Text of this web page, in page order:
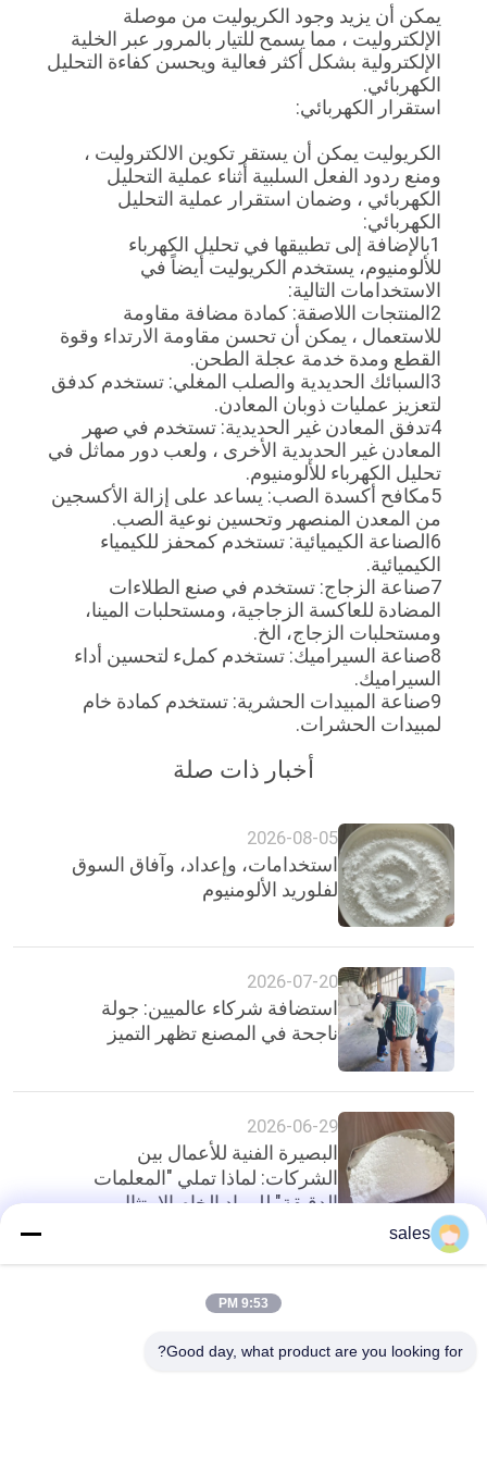
خريطة
الموقع
سياسة
الخصوصية
يمكن أن يزيد وجود الكريوليت من موصلة
الإلكتروليت ، مما يسمح للتيار بالمرور عبر الخلية
الإلكترولية بشكل أكثر فعالية ويحسن كفاءة التحليل
الكهربائي.
استقرار الكهربائي:
الكريوليت يمكن أن يستقر تكوين الالكتروليت ،
ومنع ردود الفعل السلبية أثناء عملية التحليل
الكهربائي ، وضمان استقرار عملية التحليل
الكهربائي:
1بالإضافة إلى تطبيقها في تحليل الكهرباء
للألومنيوم، يستخدم الكريوليت أيضاً في
الاستخدامات التالية:
2المنتجات اللاصقة: كمادة مضافة مقاومة
للاستعمال ، يمكن أن تحسن مقاومة الارتداء وقوة
القطع ومدة خدمة عجلة الطحن.
3السبائك الحديدية والصلب المغلي: تستخدم كدفق
لتعزيز عمليات ذوبان المعادن.
4تدفق المعادن غير الحديدية: تستخدم في صهر
المعادن غير الحديدية الأخرى ، ولعب دور مماثل في
تحليل الكهرباء للألومنيوم.
5مكافح أكسدة الصب: يساعد على إزالة الأكسجين
من المعدن المنصهر وتحسين نوعية الصب.
6الصناعة الكيميائية: تستخدم كمحفز للكيمياء
الكيميائية.
7صناعة الزجاج: تستخدم في صنع الطلاءات
المضادة للعاكسة الزجاجية، ومستحلبات المينا،
ومستحلبات الزجاج، الخ.
8صناعة السيراميك: تستخدم كملء لتحسين أداء
السيراميك.
9صناعة المبيدات الحشرية: تستخدم كمادة خام
لمبيدات الحشرات.
أخبار ذات صلة
2026-08-05
استخدامات، وإعداد، وآفاق السوق
لفلوريد الألومنيوم
2026-07-20
استضافة شركاء عالميين: جولة
ناجحة في المصنع تظهر التميز
2026-06-29
البصيرة الفنية للأعمال بين
الشركات: لماذا تملي "المعلمات
الدقيقة" للمواد الخام الامتثال
أعلى
sales
9:53 PM
Good day, what product are you looking for?